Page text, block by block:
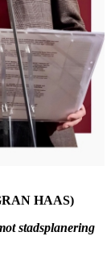
HAAS)
stadsplanering